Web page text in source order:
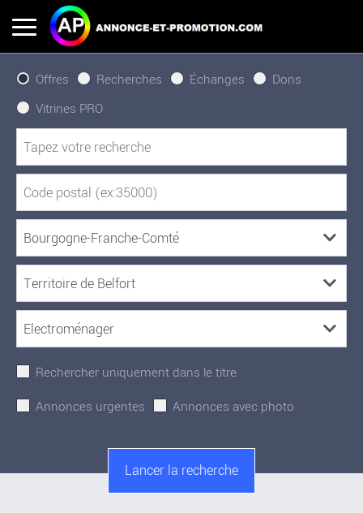
Offres Recherches Échanges
Dons
Vitrines PRO
Rechercher uniquement dans le titre
Annonces urgentes
Annonces avec photo